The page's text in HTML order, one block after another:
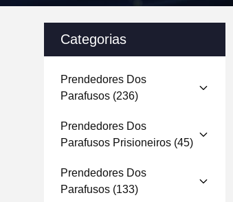
Categorias
Prendedores Dos
Parafusos (236)
Prendedores Dos
Parafusos Prisioneiros (45)
Prendedores Dos
Parafusos (133)